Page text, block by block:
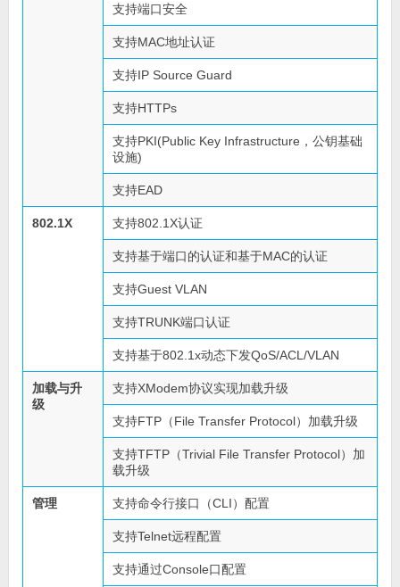
支持端口安全
支持MAC地址认证
支持IP Source Guard
支持HTTPs
支持PKI(Public Key Infrastructure，公钥基础
设施)
支持EAD
802.1X 支持802.1X认证
支持基于端口的认证和基于MAC的认证
支持Guest VLAN
支持TRUNK端口认证
支持基于802.1x动态下发QoS/ACL/VLAN
加载与升
级
支持XModem协议实现加载升级
支持FTP（File Transfer Protocol）加载升级
支持TFTP（Trivial File Transfer Protocol）加
载升级
管理 支持命令行接口（CLI）配置
支持Telnet远程配置
支持通过Console口配置